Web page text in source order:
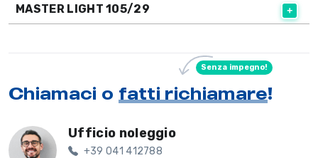
MASTER LIGHT 105/29
Chiamaci o fatti richiamare!
Senza impegno!
Ufficio noleggio
+39 041 412788